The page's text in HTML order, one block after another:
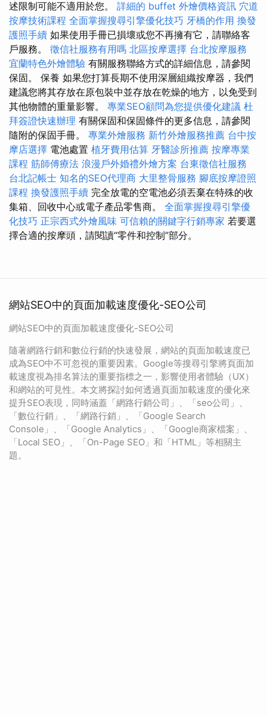
述限制可能不適用於您。 詳細的 buffet 外燴價格資訊 穴道
按摩技術課程 全面掌握搜尋引擎優化技巧 牙橋的作用 換發
護照手續 如果使用手冊已損壞或您不再擁有它，請聯絡客
戶服務。 徵信社服務有用嗎 北區按摩選擇 台北按摩服務
宜蘭特色外燴體驗 有關服務聯絡方式的詳細信息，請參閱
保固。 保養 如果您打算長期不使用深層組織按摩器，我們
建議您將其存放在原包裝中並存放在乾燥的地方，以免受到
其他物體的重量影響。 專業SEO顧問為您提供優化建議 杜
拜簽證快速辦理 有關保固和保固條件的更多信息，請參閱
隨附的保固手冊。 專業外燴服務 新竹外燴服務推薦 台中按
摩店選擇 電池處置 植牙費用估算 牙醫診所推薦 按摩專業
課程 筋師傅療法 浪漫戶外婚禮外燴方案 台東徵信社服務
台北記帳士 知名的SEO代理商 大里整骨服務 腳底按摩證照
課程 換發護照手續 完全放電的空電池必須丟棄在特殊的收
集箱、回收中心或電子產品零售商。 全面掌握搜尋引擎優
化技巧 正宗西式外燴風味 可信賴的關鍵字行銷專家 若要選
擇合適的按摩頭，請閱讀“零件和控制”部分。
網站SEO中的頁面加載速度優化-SEO公司
網站SEO中的頁面加載速度優化-SEO公司
隨著網路行銷和數位行銷的快速發展，網站的頁面加載速度已
成為SEO中不可忽視的重要因素。Google等搜尋引擎將頁面加
載速度視為排名算法的重要指標之一，影響使用者體驗（UX）
和網站的可見性。本文將探討如何透過頁面加載速度的優化來
提升SEO表現，同時涵蓋「網路行銷公司」、「seo公司」、
「數位行銷」、「網路行銷」、「Google Search
Console」、「Google Analytics」、「Google商家檔案」、
「Local SEO」、「On-Page SEO」和「HTML」等相關主
題。